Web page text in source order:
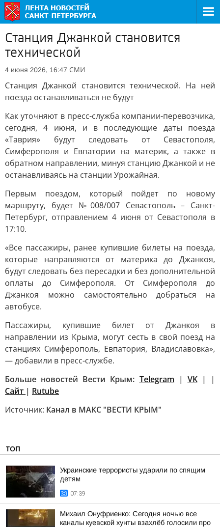
Станция Джанкой становится
технической
4 июня 2026, 16:47 СМИ
Станция Джанкой становится технической. На ней
поезда останавливаться не будут
Как уточняют в пресс-служба компании-перевозчика,
сегодня, 4 июня, и в последующие даты поезда
«Таврия» будут следовать от Севастополя,
Симферополя и Евпатории на материк, а также в
обратном направлении, минуя станцию Джанкой и не
останавливаясь на станции Урожайная.
Первым поездом, который пойдет по новому
маршруту, будет №008/007 Севастополь – Санкт-
Петербург, отправлением 4 июня от Севастополя в
17:10.
«Все пассажиры, ранее купившие билеты на поезда,
которые направляются от материка до Джанкоя,
будут следовать без пересадки и без дополнительной
оплаты до Симферополя. От Симферополя до
Джанкоя можно самостоятельно добраться на
автобусе.
Пассажиры, купившие билет от Джанкоя в
направлении из Крыма, могут сесть в свой поезд на
станциях Симферополь, Евпатория, Владиславовка»,
— добавили в пресс-службе.
Больше новостей Вести Крым: Telegram | VK| |
Сайт | Rutube
Источник: Канал в МАКС "ВЕСТИ КРЫМ"
ТОП
Украинские террористы ударили по спящим
детям
07:39
Михаил Онуфриенко: Сегодня ночью все
каналы куевской хунты взахлёб голосили про